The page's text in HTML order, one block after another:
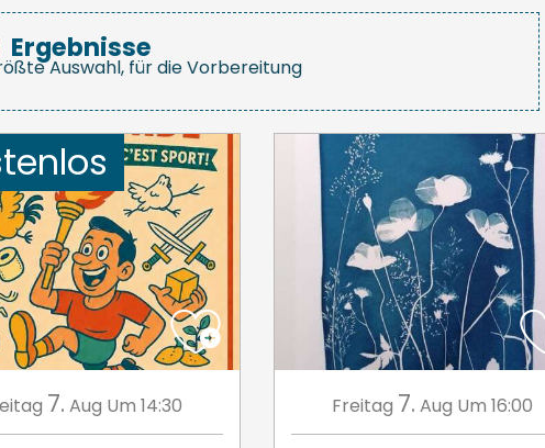
Ergebnisse
Auswahl, für die Vorbereitung
7. Aug Um 14:30 Freitag 7. Aug Um 16:00